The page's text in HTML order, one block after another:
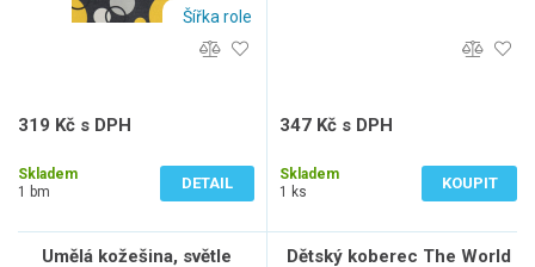
Šířka role
319 Kč s DPH
Skladem
1 bm
DETAIL
347 Kč s DPH
Skladem
1 ks
KOUPIT
Umělá kožešina, světle
Dětský koberec The World